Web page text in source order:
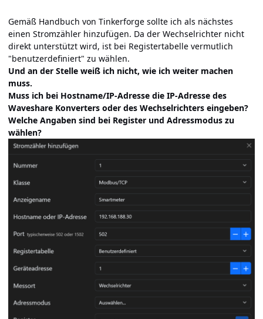
Gemäß Handbuch von Tinkerforge sollte ich als nächstes
einen Stromzähler hinzufügen. Da der Wechselrichter nicht
direkt unterstützt wird, ist bei Registertabelle vermutlich
"benutzerdefiniert" zu wählen.
Und an der Stelle weiß ich nicht, wie ich weiter machen
muss.
Muss ich bei Hostname/IP-Adresse die IP-Adresse des
Waveshare Konverters oder des Wechselrichters eingeben?
Welche Angaben sind bei Register und Adressmodus zu
wählen?